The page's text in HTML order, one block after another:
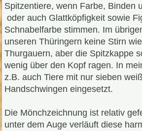
Spitzentiere, wenn Farbe, Binden
oder auch Glattköpfigkeit sowie
Schnabelfarbe stimmen. Im
unseren Thüringern keine Stirn
Thurgauern, aber die Spitzkappe
wenig über den Kopf ragen. In
z.B. auch Tiere mit nur sieben
Handschwingen eingesetzt.
Die Mönchzeichnung ist relativ
unter dem Auge verläuft diese